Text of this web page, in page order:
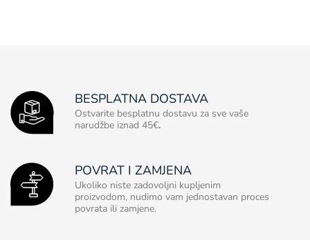
BESPLATNA DOSTAVA
Ostvarite besplatnu dostavu za sve vaše
narudžbe iznad 45€.
POVRAT I ZAMJENA
Ukoliko niste zadovoljni kupljenim
proizvodom, nudimo vam jednostavan proces
povrata ili zamjene.